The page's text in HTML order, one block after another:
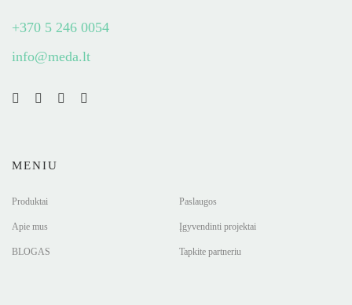
+370 5 246 0054
info@meda.lt
MENIU
Produktai Paslaugos
Apie mus Įgyvendinti projektai
BLOGAS Tapkite partneriu